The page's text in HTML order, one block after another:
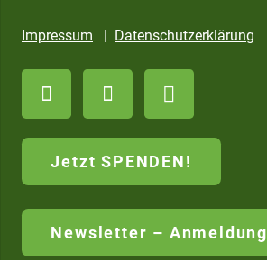
Impressum | Datenschutzerklärung
Jetzt SPENDEN!
Newsletter – Anmeldung